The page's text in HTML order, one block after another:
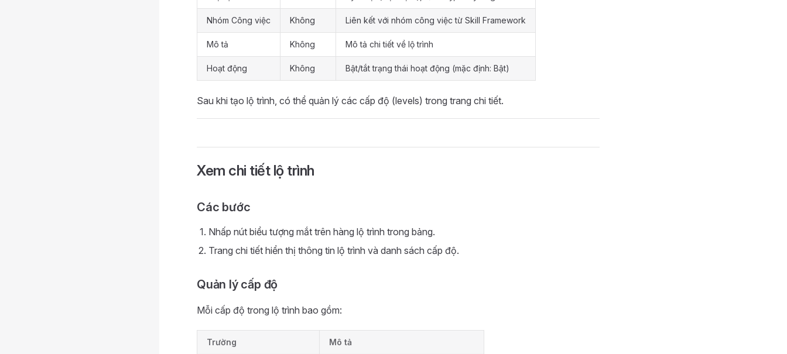
Nhóm Công việc Không Liên kết với nhóm công việc từ Skill Framework
Mô tả Không Mô tả chi tiết về lộ trình
Hoạt động Không Bật/tắt trạng thái hoạt động (mặc định: Bật)
Sau khi tạo lộ trình, có thể quản lý các cấp độ (levels) trong trang chi tiết.
Xem chi tiết lộ trình
Các bước
Nhấp nút biểu tượng mắt trên hàng lộ trình trong bảng.
Trang chi tiết hiển thị thông tin lộ trình và danh sách cấp độ.
Quản lý cấp độ
Mỗi cấp độ trong lộ trình bao gồm:
Trường Mô tả